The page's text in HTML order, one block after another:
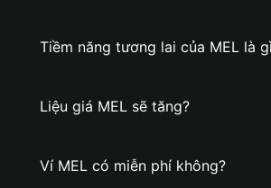
Tiềm năng tương lai của MEL là
Liệu giá MEL sẽ tăng?
Ví MEL có miễn phí không?